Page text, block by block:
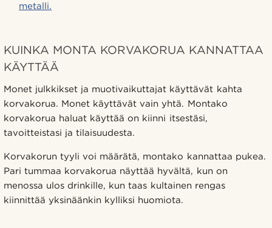
metalli.
KUINKA MONTA KORVAKORUA KANNATTAA
KÄYTTÄÄ
Monet julkkikset ja muotivaikuttajat käyttävät kahta
korvakorua. Monet käyttävät vain yhtä. Montako
korvakorua haluat käyttää on kiinni itsestäsi,
tavoitteistasi ja tilaisuudesta.
Korvakorun tyyli voi määrätä, montako kannattaa pukea.
Pari tummaa korvakorua näyttää hyvältä, kun on
menossa ulos drinkille, kun taas kultainen rengas
kiinnittää yksinäänkin kylliksi huomiota.